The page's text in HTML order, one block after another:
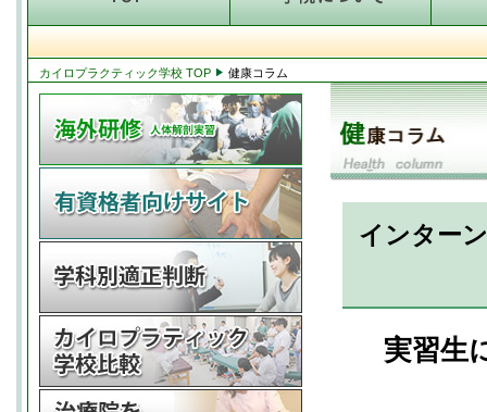
カイロプラクティック学校 TOP 健康コラム
インター
実習生